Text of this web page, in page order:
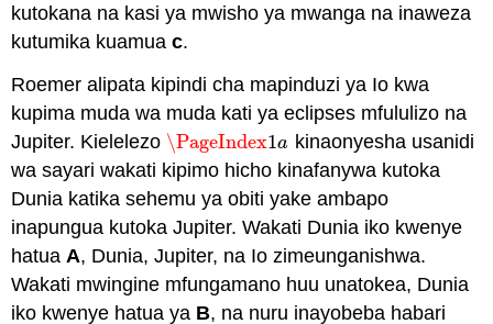
kutokana na kasi ya mwisho ya mwanga na inaweza
kutumika kuamuac.
Roemer alipata kipindi cha mapinduzi ya Io kwa
kupima muda wa muda kati ya eclipses mfululizo na
Jupiter. Kielelezo \PageIndex1a
\PageIndex1a kinaonyesha usanidi
wa sayari wakati kipimo hicho kinafanywa kutoka
Dunia katika sehemu ya obiti yake ambapo
inapungua kutoka Jupiter. Wakati Dunia iko kwenye
hatua A, Dunia, Jupiter, na Io zimeunganishwa.
Wakati mwingine mfungamano huu unatokea, Dunia
iko kwenye hatua ya B, na nuru inayobeba habari